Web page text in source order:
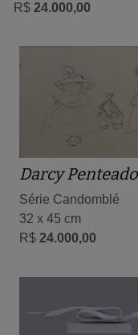
R$ 24.000,00
Darcy Penteado
Série Candomblé
32 x 45 cm
R$ 24.000,00